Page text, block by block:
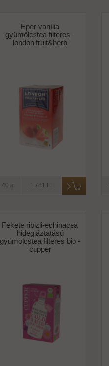
Eper-vanília
gyümölcstea filteres -
london fruit&herb
40 g 1.781 Ft
Fekete ribizli-echinacea
hideg áztatású
gyümölcstea filteres bio -
cupper